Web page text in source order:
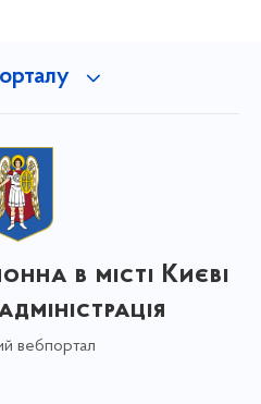
в місті Києві
вебпортал